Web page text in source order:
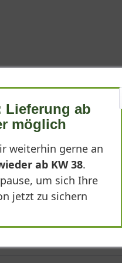
von bis zu 110
duftenden Blüten, die
Gärten,
Lieferung ab
möglich
weiterhin gerne an
ab KW 38.
um sich Ihre
jetzt zu sichern